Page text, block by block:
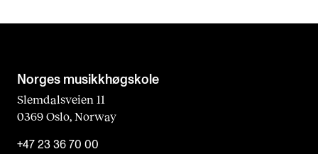
Norges musikk­høgskole
Slemdalsveien 11
0369 Oslo, Norway
+47 23 36 70 00